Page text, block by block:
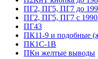
ПГ2, ПГ5, ПГ7 до
ПГ2, ПГ5, ПГ7 с 1990
ПГ43
ПК11-9 и подобные
ПК1С-1В
ПКн желтые выводы